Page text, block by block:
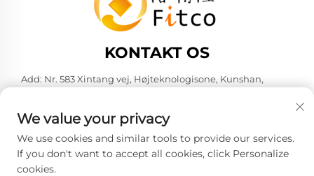
KONTAKT OS
Add: Nr. 583 Xintang vej, Højteknologisone, Kunshan,
Tlf.:+86-137 6186 0079
E-mail: [email protected]
We value your privacy
We use cookies and similar tools to provide our services.
If you don't want to accept all cookies, click Personalize
cookies.